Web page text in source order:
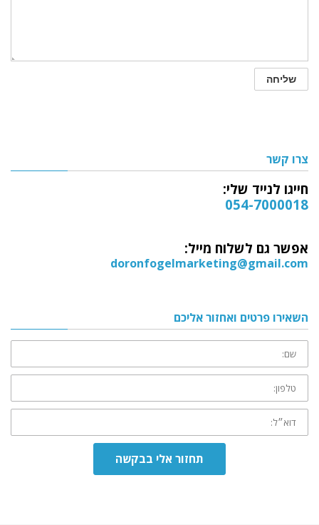
צרו קשר
חייגו לנייד שלי:
054-7000018
אפשר גם לשלוח מייל:
doronfogelmarketing@gmail.com
השאירו פרטים ואחזור אליכם
שם:
טלפון:
דוא״ל:
תחזור אלי בבקשה